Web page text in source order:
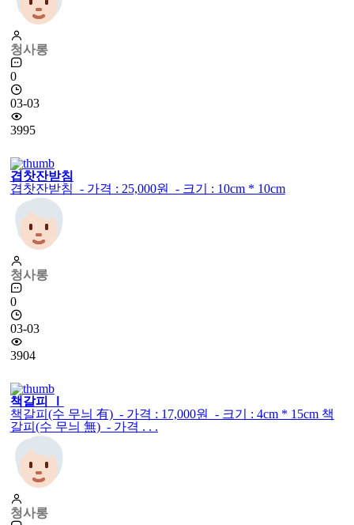
청사롱
0
03-03
3995
겹찻잔받침
겹찻잔받침 - 가격 : 25,000원 - 크기 : 10cm * 10cm
청사롱
0
03-03
3904
책갈피 Ⅰ
책갈피(수 무늬 有) - 가격 : 17,000원 - 크기 : 4cm * 15cm 책
갈피(수 무늬 無) - 가격 . . .
청사롱